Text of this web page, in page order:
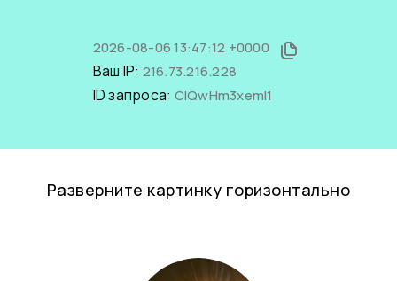
2026-08-06 13:47:12 +0000
Ваш IP: 216.73.216.228
ID запроса: ClQwHm3xemI1
Разверните картинку горизонтально